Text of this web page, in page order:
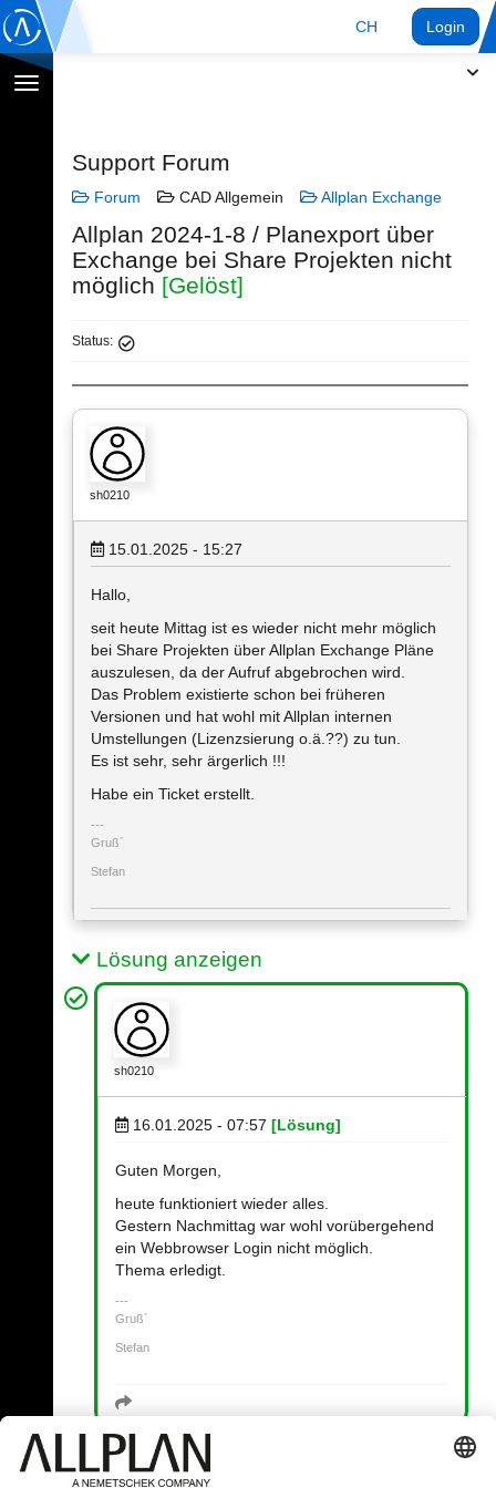
CH Login
Navigation
Support Forum
Forum CAD Allgemein Allplan Exchange
Allplan 2024-1-8 / Planexport über
Exchange bei Share Projekten nicht
möglich [Gelöst]
Status:
sh0210
15.01.2025 - 15:27
Hallo,
seit heute Mittag ist es wieder nicht mehr möglich
bei Share Projekten über Allplan Exchange Pläne
auszulesen, da der Aufruf abgebrochen wird.
Das Problem existierte schon bei früheren
Versionen und hat wohl mit Allplan internen
Umstellungen (Lizenzsierung o.ä.??) zu tun.
Es ist sehr, sehr ärgerlich !!!
Habe ein Ticket erstellt.
Gruß´
Stefan
Lösung anzeigen
sh0210
16.01.2025 - 07:57 [Lösung]
Guten Morgen,
heute funktioniert wieder alles.
Gestern Nachmittag war wohl vorübergehend
ein Webbrowser Login nicht möglich.
Thema erledigt.
Gruß´
Stefan